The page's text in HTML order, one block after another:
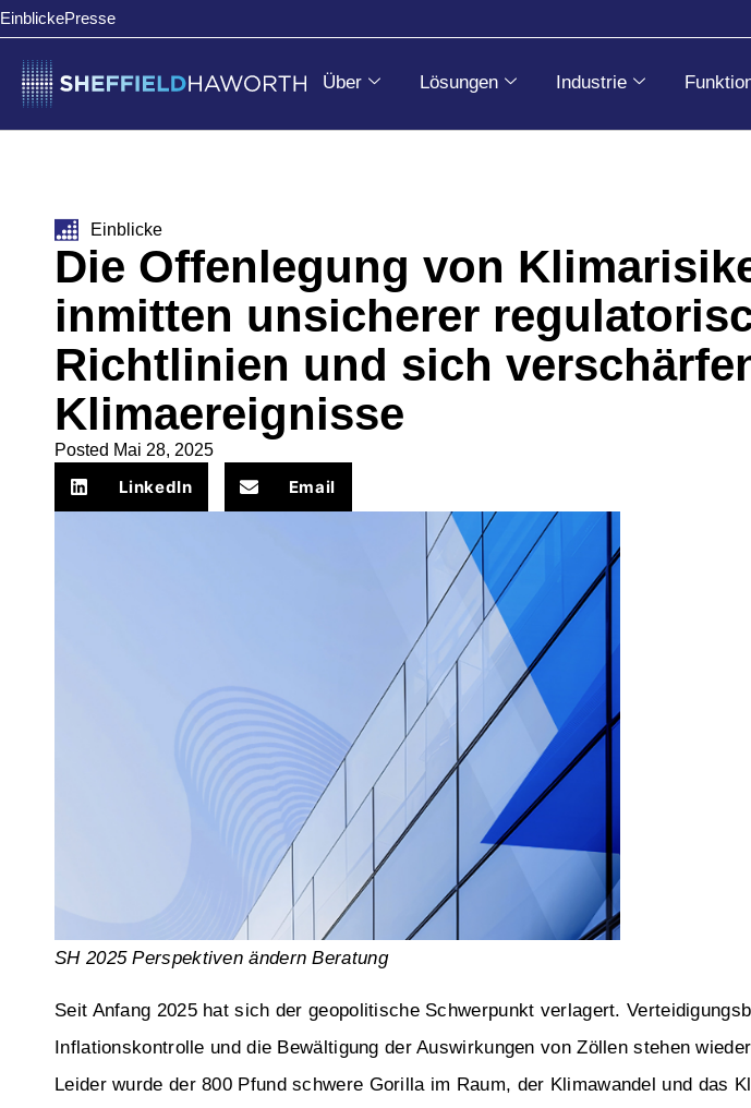
EinblickePresse
Über Lösungen Industrie
Einblicke
Die Offenlegung von
inmitten unsicherer
Richtlinien und sich
Klimaereignisse
Posted Mai 28, 2025
LinkedIn Email
SH 2025 Perspektiven ändern Beratung
Seit Anfang 2025 hat sich der geopolitische Schwerpunkt verlagert.
Inflationskontrolle und die Bewältigung der Auswirkungen von Zöllen stehen
Leider wurde der 800 Pfund schwere Gorilla im Raum, der Klimawandel und das